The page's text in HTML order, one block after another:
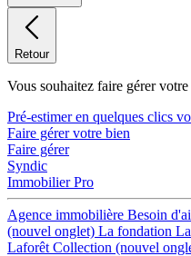
Retour
Vous souhaitez faire gérer
Pré-estimer en quelques clics
Faire gérer votre bien
Faire gérer
Syndic
Immobilier Pro
Agence immobilière Besoin
(nouvel onglet) La fondation
Laforêt Collection (nouvel